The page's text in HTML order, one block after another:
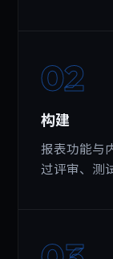
02
构建
报表功能与
过评审、测